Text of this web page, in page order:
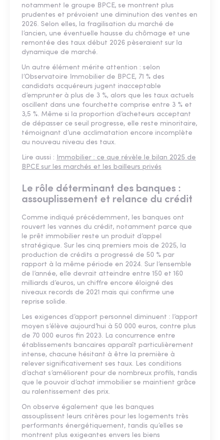
notamment le groupe BPCE, se montrent plus
prudentes et prévoient une diminution des ventes en
2026. Selon elles, la fragilisation du marché de
l’ancien, une éventuelle hausse du chômage et une
remontée des taux début 2026 pèseraient sur la
dynamique de marché.
Un autre élément mérite attention : selon
l’Observatoire Immobilier de BPCE, 71 % des
candidats acquéreurs jugent inacceptable
d’emprunter à plus de 3 %, alors que les taux actuels
oscillent dans une fourchette comprise entre 3 % et
3,5 %. Même si la proportion d’acheteurs acceptant
de dépasser ce seuil progresse, elle reste minoritaire,
témoignant d’une acclimatation encore incomplète
au nouveau niveau des taux.
Lire aussi : Immobilier : ce que révèle le bilan 2025 de
BPCE sur les marchés et les bailleurs privés
Le rôle déterminant des banques :
assouplissement et relance du crédit
Comme indiqué précédemment, les banques ont
rouvert les vannes du crédit, notamment parce que
le prêt immobilier reste un produit d’appel
stratégique. Sur les cinq premiers mois de 2025, la
production de crédits a progressé de 50 % par
rapport à la même période en 2024. Sur l’ensemble
de l’année, elle devrait atteindre entre 150 et 160
milliards d’euros, un chiffre encore éloigné des
niveaux records de 2021 mais qui confirme une
reprise solide.
Les exigences d’apport personnel diminuent : l’apport
moyen s’élève aujourd’hui à 50 000 euros, contre plus
de 70 000 euros fin 2023. La concurrence entre
établissements bancaires apparaît particulièrement
intense, chacune hésitant à être la première à
relever significativement ses taux. Les conditions
d’achat s’améliorent pour de nombreux profils, tandis
que le pouvoir d’achat immobilier se maintient grâce
au ralentissement des prix.
On observe également que les banques
assouplissent leurs critères pour les logements très
performants énergétiquement, tandis qu’elles se
montrent plus exigeantes envers les biens